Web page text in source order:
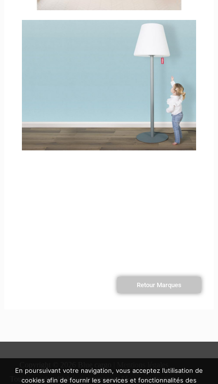
Retour Marques
Tous nos prix affichés comprennent l'éco-participation.
En poursuivant votre navigation, vous acceptez l’utilisation de
cookies afin de fournir les services et fonctionnalités des